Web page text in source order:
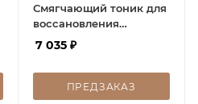
Смягчающий тоник для
воссановления
поверхносстного pH,
Calming Toner pH, 180
7 035₽
ПРЕДЗАКАЗ